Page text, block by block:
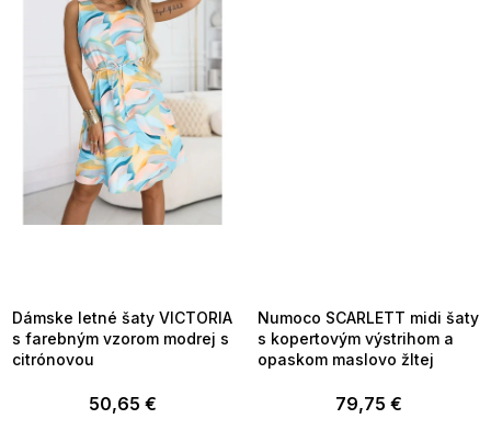
Dámske letné šaty VICTORIA
s farebným vzorom modrej s
citrónovou
50,65 €
Numoco SCARLETT midi šaty
s kopertovým výstrihom a
opaskom maslovo žltej
79,75 €